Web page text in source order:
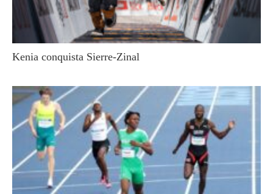
Kenia conquista Sierre-Zinal